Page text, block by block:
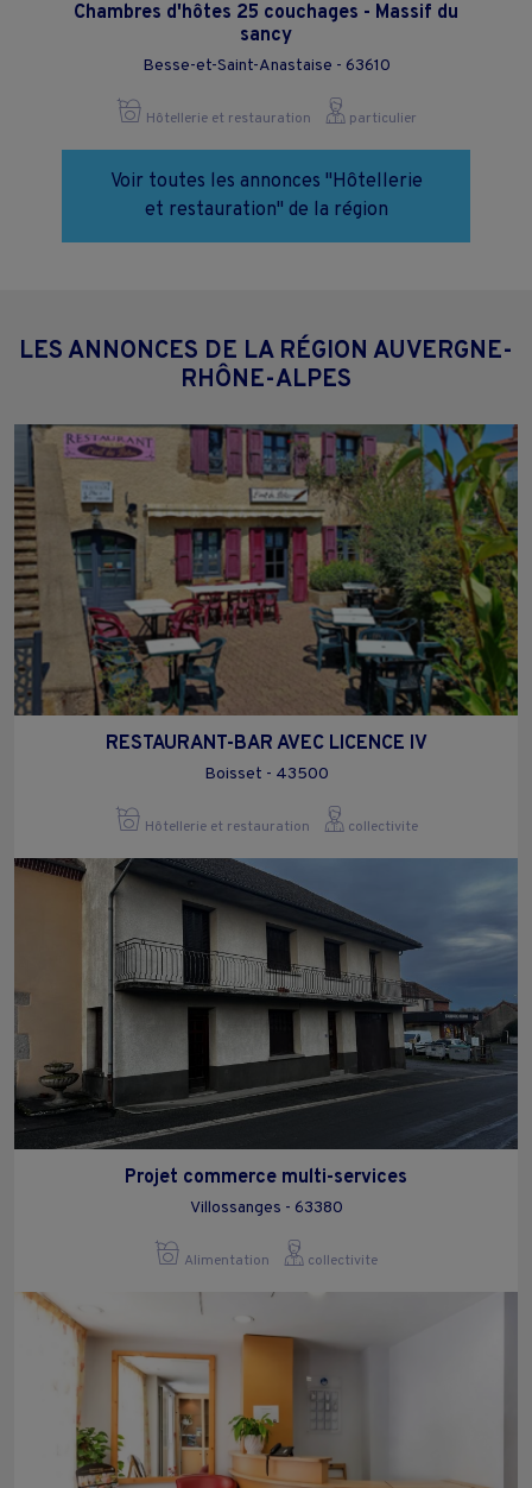
Chambres d'hôtes 25 couchages - Massif du
sancy
Besse-et-Saint-Anastaise - 63610
Hôtellerie et restauration particulier
Voir toutes les annonces "Hôtellerie
et restauration" de la région
LES ANNONCES DE LA RÉGION AUVERGNE-
RHÔNE-ALPES
RESTAURANT-BAR AVEC LICENCE IV
Boisset - 43500
Hôtellerie et restauration collectivite
Projet commerce multi-services
Villossanges - 63380
Alimentation collectivite